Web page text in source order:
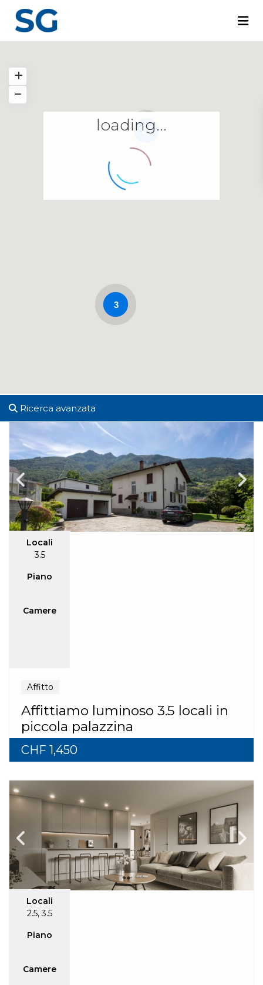
22
3
loading...
Ricerca avanzata
Locali
3.5
Piano
Camere
Affitto
Affittiamo luminoso 3.5 locali in
piccola palazzina
CHF 1,450
Locali
2.5,3.5
Piano
Camere